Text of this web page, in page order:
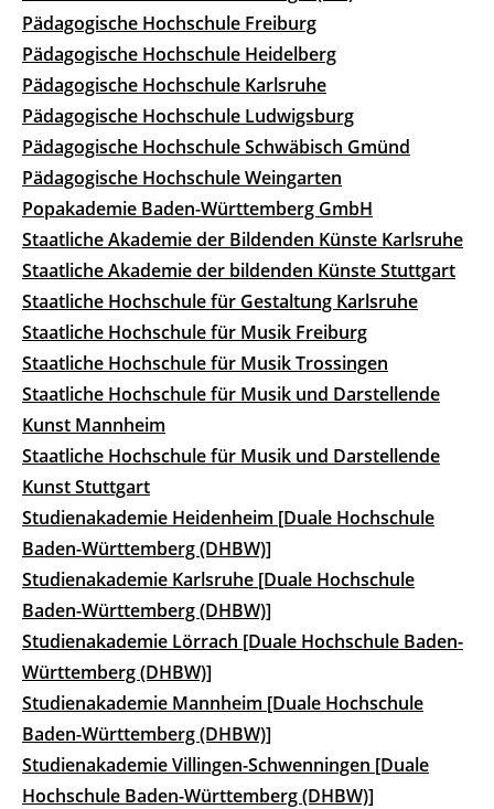
Pädagogische Hochschule Freiburg
Pädagogische Hochschule Heidelberg
Pädagogische Hochschule Karlsruhe
Pädagogische Hochschule Ludwigsburg
Pädagogische Hochschule Schwäbisch Gmünd
Pädagogische Hochschule Weingarten
Popakademie Baden-Württemberg GmbH
Staatliche Akademie der Bildenden Künste Karlsruhe
Staatliche Akademie der bildenden Künste Stuttgart
Staatliche Hochschule für Gestaltung Karlsruhe
Staatliche Hochschule für Musik Freiburg
Staatliche Hochschule für Musik Trossingen
Staatliche Hochschule für Musik und Darstellende
Kunst Mannheim
Staatliche Hochschule für Musik und Darstellende
Kunst Stuttgart
Studienakademie Heidenheim [Duale Hochschule
Baden-Württemberg (DHBW)]
Studienakademie Karlsruhe [Duale Hochschule
Baden-Württemberg (DHBW)]
Studienakademie Lörrach [Duale Hochschule Baden-
Württemberg (DHBW)]
Studienakademie Mannheim [Duale Hochschule
Baden-Württemberg (DHBW)]
Studienakademie Villingen-Schwenningen [Duale
Hochschule Baden-Württemberg (DHBW)]